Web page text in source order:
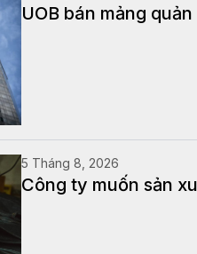
UOB bán mảng
5 Tháng 8, 2026
Công ty muốn sản